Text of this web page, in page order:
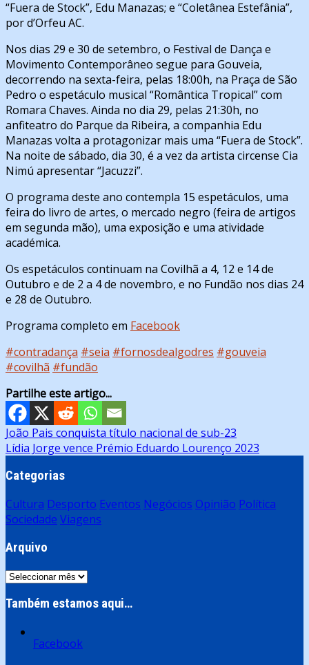
“Fuera de Stock”, Edu Manazas; e “Coletânea Estefânia”,
por d’Orfeu AC.
Nos dias 29 e 30 de setembro, o Festival de Dança e
Movimento Contemporâneo segue para Gouveia,
decorrendo na sexta-feira, pelas 18:00h, na Praça de São
Pedro o espetáculo musical “Romântica Tropical” com
Romara Chaves. Ainda no dia 29, pelas 21:30h, no
anfiteatro do Parque da Ribeira, a companhia Edu
Manazas volta a protagonizar mais uma “Fuera de Stock”.
Na noite de sábado, dia 30, é a vez da artista circense Cia
Nimú apresentar “Jacuzzi”.
O programa deste ano contempla 15 espetáculos, uma
feira do livro de artes, o mercado negro (feira de artigos
em segunda mão), uma exposição e uma atividade
académica.
Os espetáculos continuam na Covilhã a 4, 12 e 14 de
Outubro e de 2 a 4 de novembro, e no Fundão nos dias 24
e 28 de Outubro.
Programa completo em Facebook
#contradança #seia #fornosdealgodres #gouveia
#covilhã #fundão
Partilhe este artigo...
Navegação
de
artigos
João Pais conquista título nacional de sub-23
Lídia Jorge vence Prémio Eduardo Lourenço 2023
Categorias
Cultura Desporto Eventos Negócios Opinião Política
Sociedade Viagens
Arquivo
Arquivo
Também estamos aqui…
Facebook